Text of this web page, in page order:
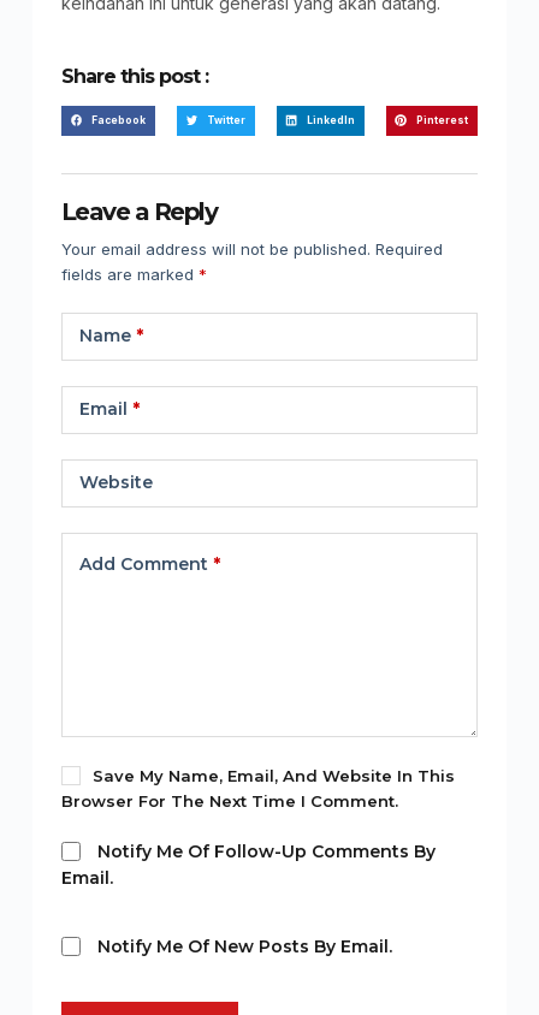
Share this post :
Facebook Twitter LinkedIn Pinterest
Leave a Reply
Your email address will not be published. Required
fields are marked *
Name*
Email *
Website
Add Comment *
Save My Name, Email, And Website In This
Browser For The Next Time I Comment.
Notify Me Of Follow-Up Comments By
Email.
Notify Me Of New Posts By Email.